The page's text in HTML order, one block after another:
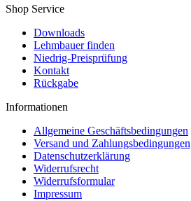
Shop Service
Downloads
Lehmbauer finden
Niedrig-Preisprüfung
Kontakt
Rückgabe
Informationen
Allgemeine Geschäftsbedingungen
Versand und Zahlungsbedingungen
Datenschutzerklärung
Widerrufsrecht
Widerrufsformular
Impressum